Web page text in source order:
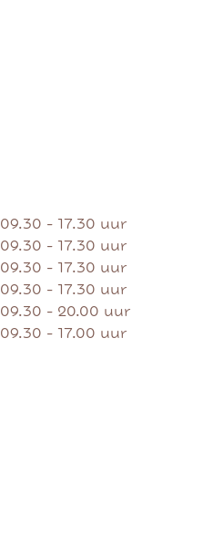
09.30 - 17.30 uur
09.30 - 17.30 uur
09.30 - 17.30 uur
09.30 - 17.30 uur
09.30 - 20.00 uur
09.30 - 17.00 uur